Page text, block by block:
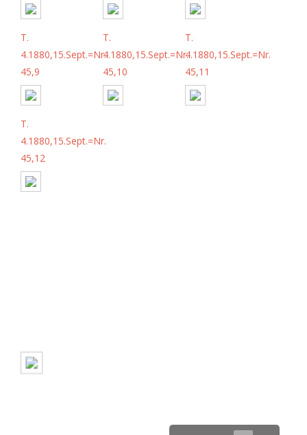
T.
4.1880,15.Sept.=Nr.
45,9
T.
4.1880,15.Sept.=Nr.
45,10
T.
4.1880,15.Sept.=Nr.
45,11
T.
4.1880,15.Sept.=Nr.
45,12